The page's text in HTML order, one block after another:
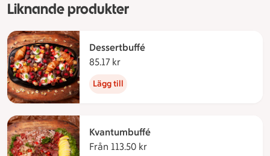
Liknande produkter
Dessertbuffé
85.17 kr
Lägg till
Kvantumbuffé
Från 113.50 kr